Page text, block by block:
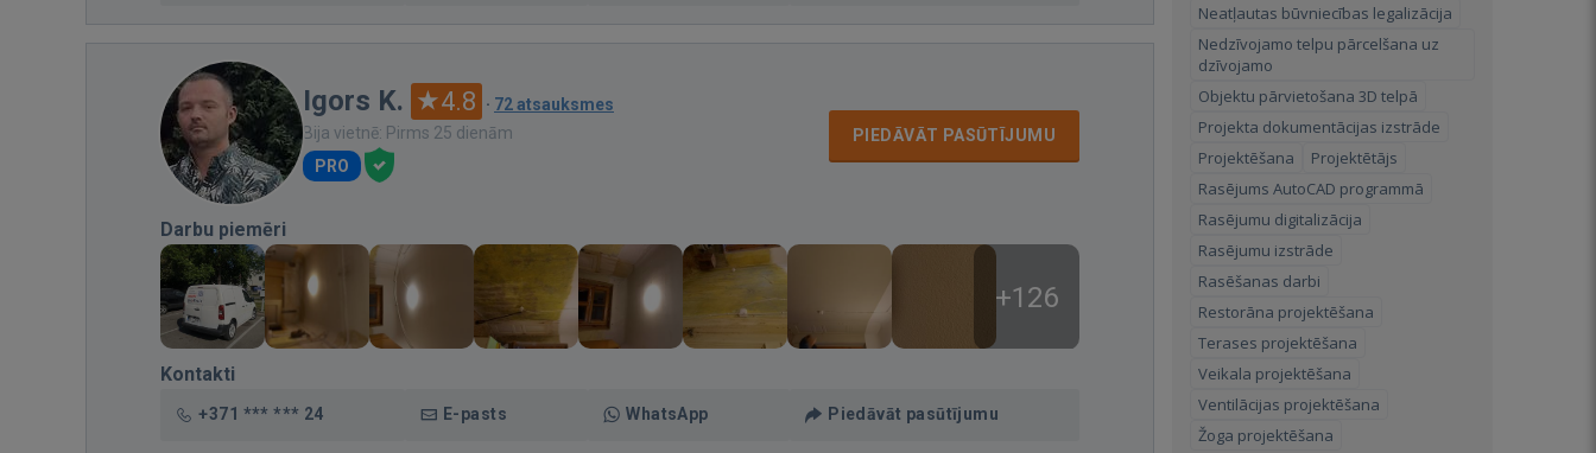
Igors K. 4.8 · 72 atsauksmes
Bija vietnē: Pirms 25 dienām
PRO
PIEDĀVĀT PASŪTĪJUMU
Darbu piemēri
+126
Kontakti
+371 *** *** 24 E-pasts WhatsApp Piedāvāt pasūtījumu
Neatļautas būvniecības legalizācija
Nedzīvojamo telpu pārcelšana uz
dzīvojamo
Objektu pārvietošana 3D telpā
Projekta dokumentācijas izstrāde
Projektēšana
Projektētājs
Rasējums AutoCAD programmā
Rasējumu digitalizācija
Rasējumu izstrāde
Rasēšanas darbi
Restorāna projektēšana
Terases projektēšana
Veikala projektēšana
Ventilācijas projektēšana
Žoga projektēšana